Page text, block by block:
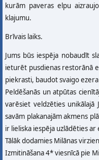
kurām paveras elpu
klajumu.
Brīvais laiks.
Jums būs iespēja nobaudīt
ieturēt pusdienas restorānā
piekrasti, baudot svaigo
Peldēšanās un atpūtas
varēsiet veldzēties unikālajā
savām plakanajām akmens
ir lieliska iespēja uzlādēties
Tālāk dodamies Milānas
Izmitināšana 4* viesnīcā pie